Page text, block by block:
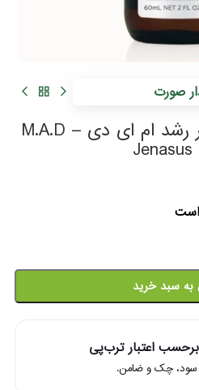
صورت
اسید جناسوس فاکتور رشد ام ای دی – M.A.D
به سبد خرید
اعتبار ترب‌پی